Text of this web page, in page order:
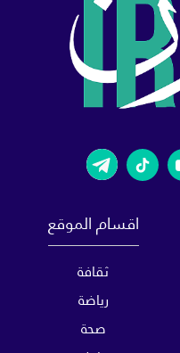
اقسام الموقع
ثقافة
رياضة
صحة